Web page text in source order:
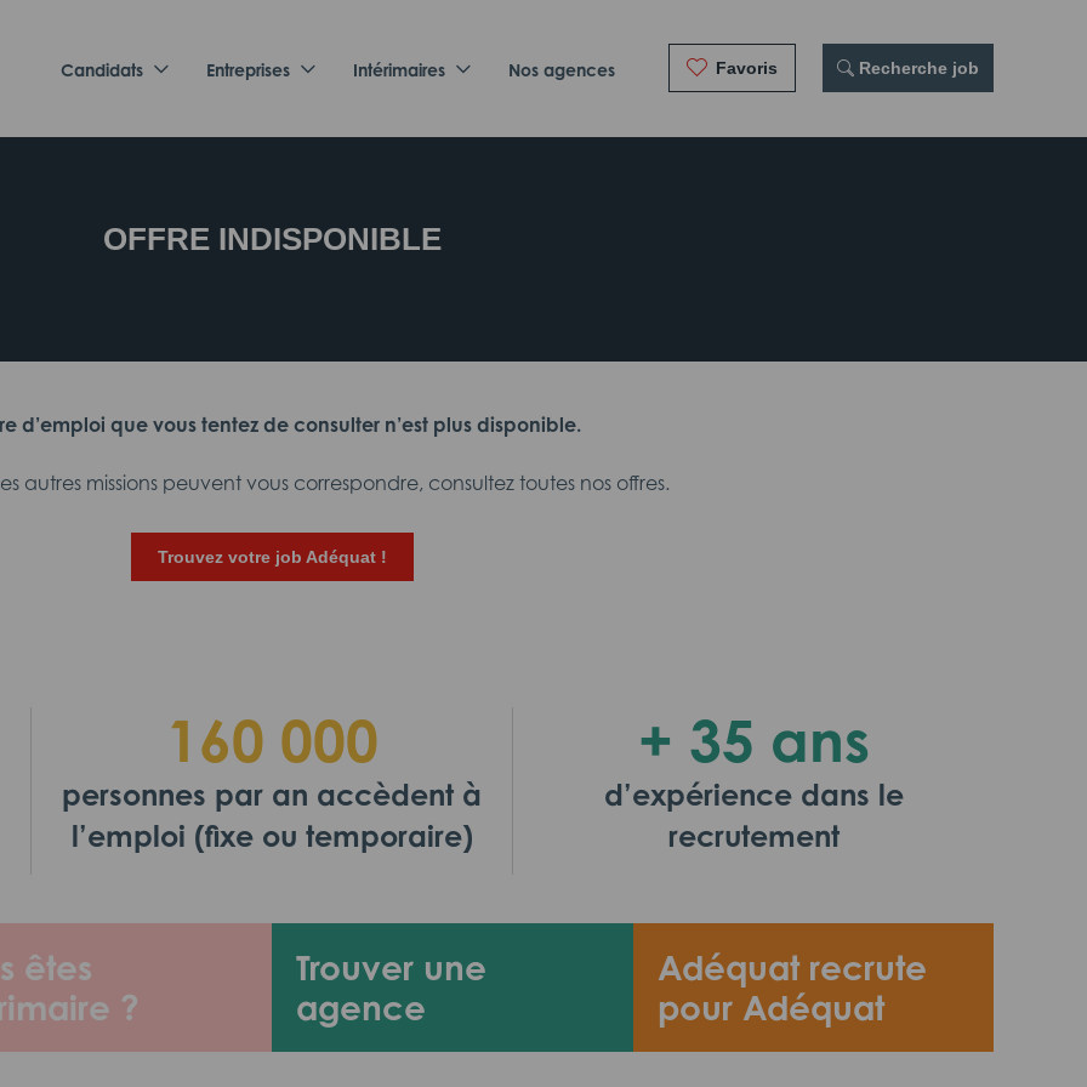
Candidats Entreprises Intérimaires Nos agences Favoris Recherche job
OFFRE INDISPONIBLE
d’emploi que vous tentez de consulter n’est plus disponible.
autres missions peuvent vous correspondre, consultez toutes nos offres.
Trouvez votre job Adéquat !
êtes
?
Trouver une
agence
Adéquat recrute
pour Adéquat
160 000
personnes par an accèdent à
l’emploi (fixe ou temporaire)
+ 35 ans
d’expérience dans le
recrutement